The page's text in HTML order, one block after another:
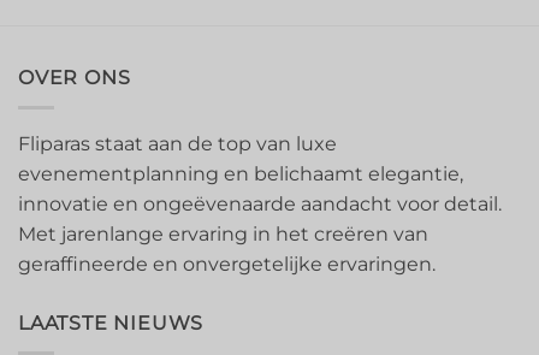
OVER ONS
Fliparas staat aan de top van luxe
evenementplanning en belichaamt elegantie,
innovatie en ongeëvenaarde aandacht voor detail.
Met jarenlange ervaring in het creëren van
geraffineerde en onvergetelijke ervaringen.
LAATSTE NIEUWS